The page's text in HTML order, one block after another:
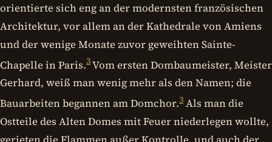
orientierte sich eng an der modernsten französischen
Architektur, vor allem an der Kathedrale von Amiens
und der wenige Monate zuvor geweihten Sainte-
Chapelle in Paris.3Vom ersten Dombaumeister, Meister
Gerhard, weiß man wenig mehr als den Namen; die
Bauarbeiten begannen am Domchor.3 Als man die
Ostteile des Alten Domes mit Feuer niederlegen wollte,